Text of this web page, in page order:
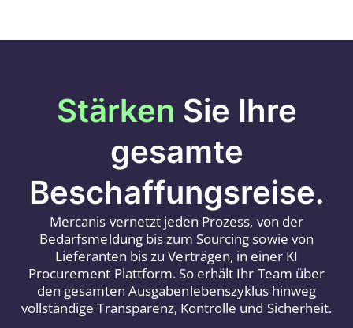
Stärken Sie Ihre
gesamte
Beschaffungsreise.
Mercanis vernetzt jeden Prozess, von der
Bedarfsmeldung bis zum Sourcing sowie von
Lieferanten bis zu Verträgen, in einer KI
Procurement Plattform. So erhält Ihr Team über
den gesamten Ausgabenlebenszyklus hinweg
vollständige Transparenz, Kontrolle und Sicherheit.